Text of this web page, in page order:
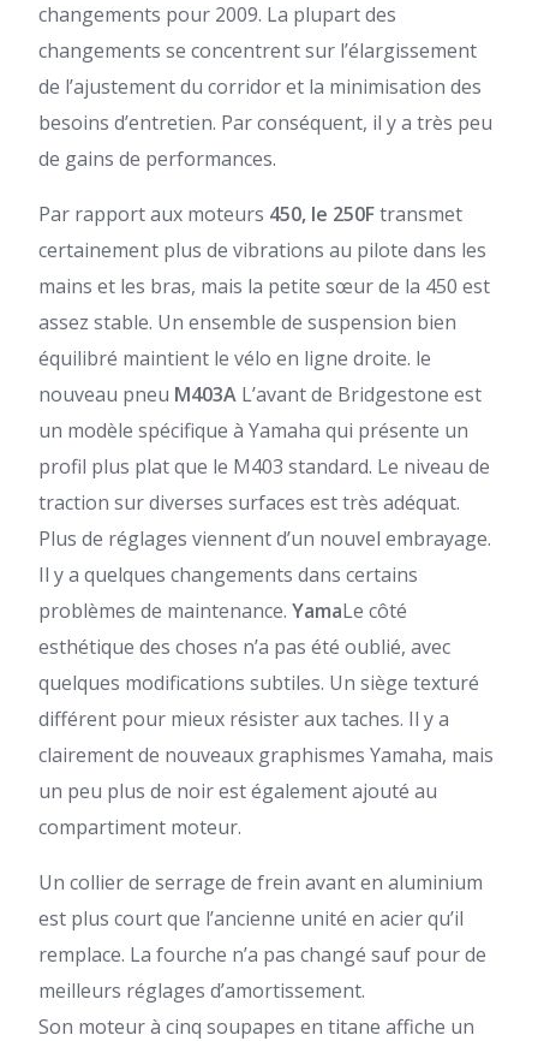
changements pour 2009. La plupart des
changements se concentrent sur l’élargissement
de l’ajustement du corridor et la minimisation des
besoins d’entretien. Par conséquent, il y a très peu
de gains de performances.
Par rapport aux moteurs 450, le 250Ftransmet
certainement plus de vibrations au pilote dans les
mains et les bras, mais la petite sœur de la 450 est
assez stable. Un ensemble de suspension bien
équilibré maintient le vélo en ligne droite. le
nouveau pneu M403A L’avant de Bridgestone est
un modèle spécifique à Yamaha qui présente un
profil plus plat que le M403 standard. Le niveau de
traction sur diverses surfaces est très adéquat.
Plus de réglages viennent d’un nouvel embrayage.
Il y a quelques changements dans certains
problèmes de maintenance. YamaLe côté
esthétique des choses n’a pas été oublié, avec
quelques modifications subtiles. Un siège texturé
différent pour mieux résister aux taches. Il y a
clairement de nouveaux graphismes Yamaha, mais
un peu plus de noir est également ajouté au
compartiment moteur.
Un collier de serrage de frein avant en aluminium
est plus court que l’ancienne unité en acier qu’il
remplace. La fourche n’a pas changé sauf pour de
meilleurs réglages d’amortissement.
Son moteur à cinq soupapes en titane affiche un